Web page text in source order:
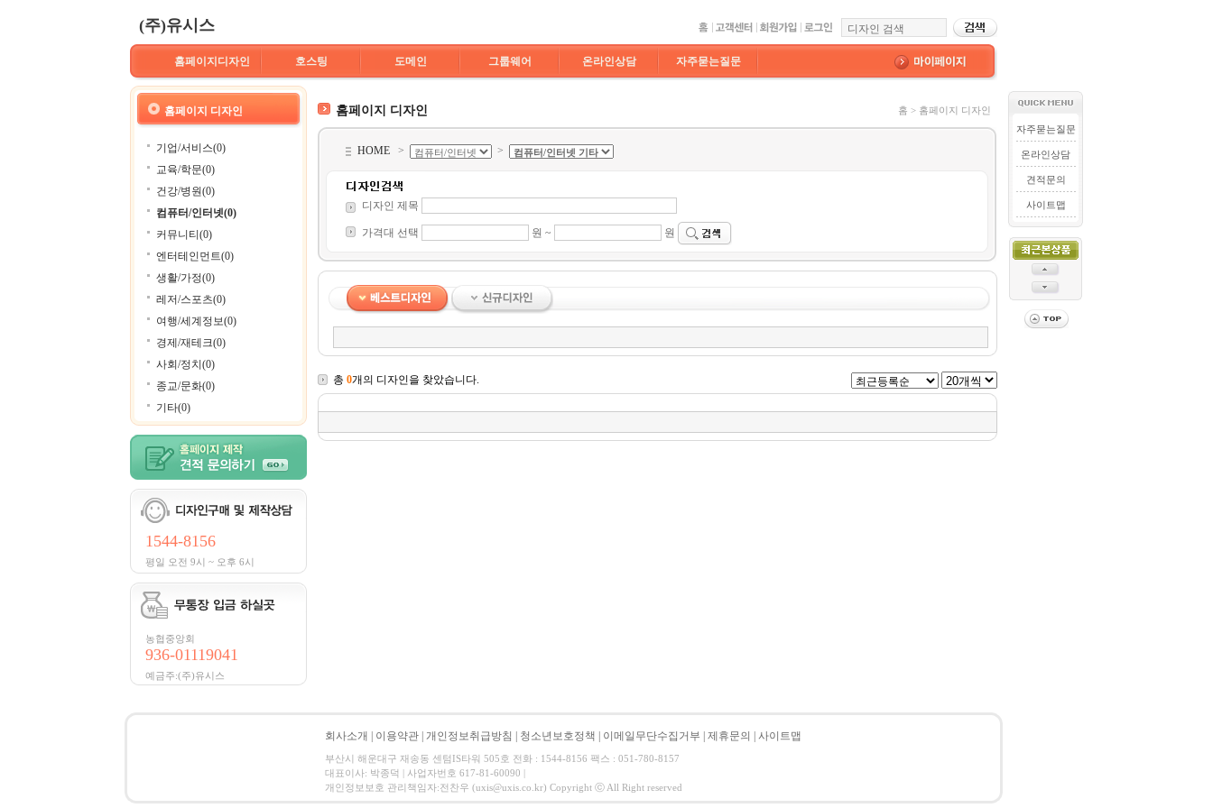
(주)유시스
홈페이지디자인 호스팅 도메인 그룹웨어 온라인상담 자주묻는질문
홈페이지 디자인
기업/서비스(0)
교육/학문(0)
건강/병원(0)
컴퓨터/인터넷(0)
커뮤니티(0)
엔터테인먼트(0)
생활/가정(0)
레저/스포츠(0)
여행/세계정보(0)
경제/재테크(0)
사회/정치(0)
종교/문화(0)
기타(0)
1544-8156
평일 오전 9시 ~ 오후 6시
농협중앙회
936-01119041
예금주:(주)유시스
홈페이지 디자인 홈 > 홈페이지 디자인
HOME > >
디자인 제목
가격대 선택 원 ~ 원
총 0개의 디자인을 찾았습니다.
자주묻는질문
온라인상담
견적문의
사이트맵
회사소개 이용약관 개인정보취급방침 청소년보호정책 이메일무단수집거부 제휴문의 사이트맵
부산시 해운대구 재송동 센텀IS타워 505호 전화 : 1544-8156 팩스 : 051-780-8157
대표이사: 박종덕 | 사업자번호 617-81-60090 |
개인정보보호 관리책임자:전찬우 (uxis@uxis.co.kr) Copyright ⓒ All Right reserved